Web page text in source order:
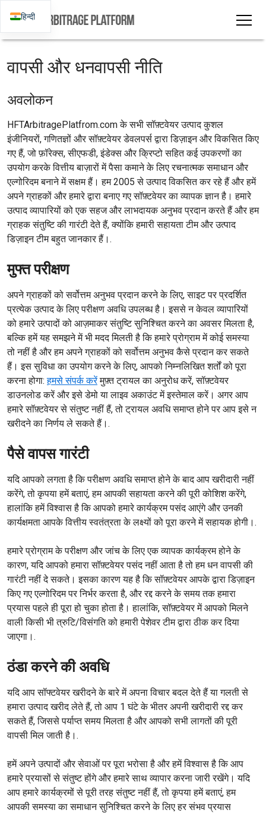
वापसी और धनवापसी नीति
अवलोकन
HFTArbitragePlatfrom.com के सभी सॉफ़्टवेयर उत्पाद कुशल
इंजीनियरों, गणितज्ञों और सॉफ़्टवेयर डेवलपर्स द्वारा डिज़ाइन और विकसित किए
गए हैं, जो फ़ॉरेक्स, सीएफडी, इंडेक्स और क्रिप्टो सहित कई उपकरणों का
उपयोग करके वित्तीय बाज़ारों में पैसा कमाने के लिए रचनात्मक समाधान और
एल्गोरिदम बनाने में सक्षम हैं। हम 2005 से उत्पाद विकसित कर रहे हैं और हमें
अपने ग्राहकों और हमारे द्वारा बनाए गए सॉफ़्टवेयर का व्यापक ज्ञान है। हमारे
उत्पाद व्यापारियों को एक सहज और लाभदायक अनुभव प्रदान करते हैं और हम
ग्राहक संतुष्टि की गारंटी देते हैं, क्योंकि हमारी सहायता टीम और उत्पाद
डिज़ाइन टीम बहुत जानकार हैं।.
मुफ्त परीक्षण
अपने ग्राहकों को सर्वोत्तम अनुभव प्रदान करने के लिए, साइट पर प्रदर्शित
प्रत्येक उत्पाद के लिए परीक्षण अवधि उपलब्ध है। इससे न केवल व्यापारियों
को हमारे उत्पादों को आज़माकर संतुष्टि सुनिश्चित करने का अवसर मिलता है,
बल्कि हमें यह समझने में भी मदद मिलती है कि हमारे प्रोग्राम में कोई समस्या
तो नहीं है और हम अपने ग्राहकों को सर्वोत्तम अनुभव कैसे प्रदान कर सकते
हैं। इस सुविधा का उपयोग करने के लिए, आपको निम्नलिखित शर्तों को पूरा
करना होगा:हमसे संपर्क करेंमुफ़्त ट्रायल का अनुरोध करें, सॉफ़्टवेयर
डाउनलोड करें और इसे डेमो या लाइव अकाउंट में इस्तेमाल करें। अगर आप
हमारे सॉफ़्टवेयर से संतुष्ट नहीं हैं, तो ट्रायल अवधि समाप्त होने पर आप इसे न
खरीदने का निर्णय ले सकते हैं।.
पैसे वापस गारंटी
यदि आपको लगता है कि परीक्षण अवधि समाप्त होने के बाद आप खरीदारी नहीं
करेंगे, तो कृपया हमें बताएं, हम आपकी सहायता करने की पूरी कोशिश करेंगे,
हालांकि हमें विश्वास है कि आपको हमारे कार्यक्रम पसंद आएंगे और उनकी
कार्यक्षमता आपके वित्तीय स्वतंत्रता के लक्ष्यों को पूरा करने में सहायक होगी।.
हमारे प्रोग्राम के परीक्षण और जांच के लिए एक व्यापक कार्यक्रम होने के
कारण, यदि आपको हमारा सॉफ़्टवेयर पसंद नहीं आता है तो हम धन वापसी की
गारंटी नहीं दे सकते। इसका कारण यह है कि सॉफ़्टवेयर आपके द्वारा डिज़ाइन
किए गए एल्गोरिदम पर निर्भर करता है, और रद्द करने के समय तक हमारा
प्रयास पहले ही पूरा हो चुका होता है। हालांकि, सॉफ़्टवेयर में आपको मिलने
वाली किसी भी त्रुटि/विसंगति को हमारी पेशेवर टीम द्वारा ठीक कर दिया
जाएगा।.
ठंडा करने की अवधि
यदि आप सॉफ्टवेयर खरीदने के बारे में अपना विचार बदल देते हैं या गलती से
हमारा उत्पाद खरीद लेते हैं, तो आप 1 घंटे के भीतर अपनी खरीदारी रद्द कर
सकते हैं, जिससे पर्याप्त समय मिलता है और आपको सभी लागतों की पूरी
वापसी मिल जाती है।.
हमें अपने उत्पादों और सेवाओं पर पूरा भरोसा है और हमें विश्वास है कि आप
हमारे प्रयासों से संतुष्ट होंगे और हमारे साथ व्यापार करना जारी रखेंगे। यदि
आप हमारे कार्यक्रमों से पूरी तरह संतुष्ट नहीं हैं, तो कृपया हमें बताएं, हम
आपकी समस्या का समाधान सुनिश्चित करने के लिए हर संभव प्रयास
हिन्दी